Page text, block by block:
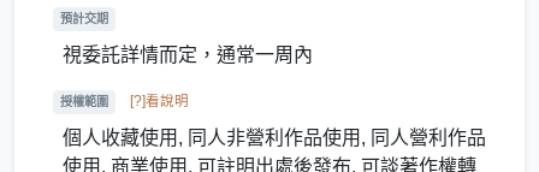
預計交期
視委託詳情而定，通常一周內
授權範圍 [?]看說明
個人收藏使用, 同人非營利作品使用, 同人營利作品
使用, 商業使用, 可註明出處後發布, 可談著作權轉